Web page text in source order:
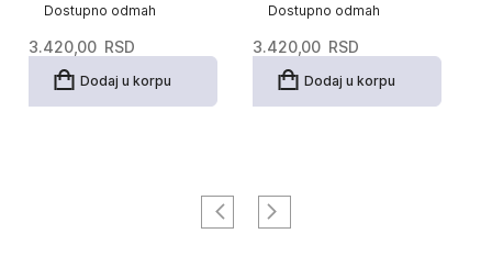
Dostupno odmah
3.420,00 RSD
Dodaj u korpu
Dostupno odmah
3.420,00 RSD
Dodaj u korpu